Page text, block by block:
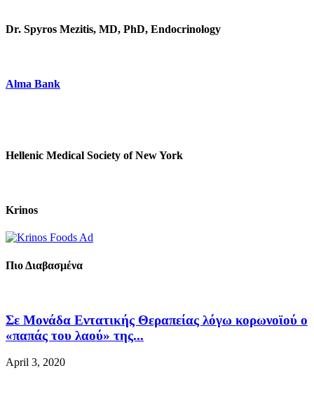
Dr. Spyros Mezitis, MD, PhD, Endocrinology
Alma Bank
Hellenic Medical Society of New York
Krinos
Πιο Διαβασμένα
Σε Μονάδα Εντατικής Θεραπείας λόγω κορωνοϊού ο
«παπάς του λαού» της...
April 3, 2020